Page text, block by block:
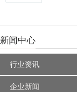
新闻中心
行业资讯
企业新闻